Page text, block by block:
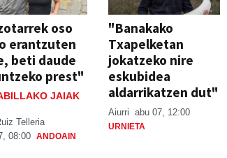
oso
erantzuten
beti daude
prest"
JAIAK
Telleria
08:00 ANDOAIN
"Banakako
Txapelketan
jokatzeko nire
eskubidea
aldarrikatzen dut"
Aiurri abu 07, 12:00
URNIETA